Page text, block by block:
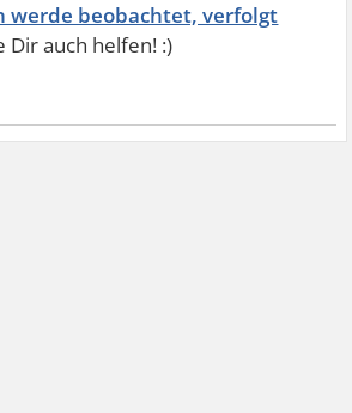
werde beobachtet, verfolgt